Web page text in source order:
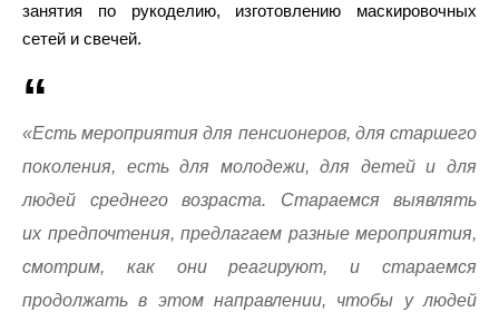
занятия по рукоделию, изготовлению маскировочных
сетей и свечей.
«Есть мероприятия для пенсионеров, для старшего
поколения, есть для молодежи, для детей и для
людей среднего возраста. Стараемся выявлять
их предпочтения, предлагаем разные мероприятия,
смотрим, как они реагируют, и стараемся
продолжать в этом направлении, чтобы у людей